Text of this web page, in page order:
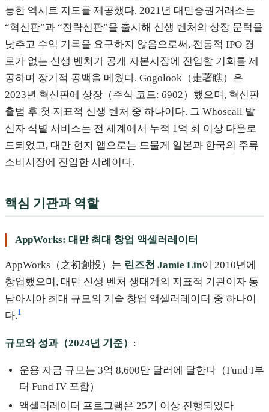
능한 엑시트 지도를 제공했다. 2021년 대만증권거래소는
“혁신판”과 “전략신판”을 출시해 신생 벤처의 상장 문턱을
낮추고 수익 기록을 요구하지 않음으로써, 전통적 IPO 경
로가 없는 신생 벤처가 공개 자본시장에 진입할 기회를 제
공하며 장기적 공백을 메웠다. Gogolook（走著瞧）은
2023년 혁신판에 상장（주식 코드: 6902）했으며, 혁신판
출범 후 첫 지표적 신생 벤처 중 하나이다. 그 Whoscall 발
신자 식별 서비스는 전 세계에서 누적 1억 회 이상 다운로
드되었고, 대만 현지 앱으로는 드물게 일본과 한국의 주류
소비시장에 진입한 사례이다.
핵심 기관과 역할
AppWorks: 대만 최대 창업 액셀러레이터
AppWorks（之初創投）는 린즈천 Jamie Lin이 2010년에
창업했으며, 대만 신생 벤처 생태계의 지표적 기관이자 동
남아시아 최대 규모의 기술 창업 액셀러레이터 중 하나이
다.1
규모와 성과（2024년 기준） :
운용 자금 규모는 3억 8,600만 달러에 달한다（Fund I부
터 Fund IV 포함）
액셀러레이터 프로그램은 25기 이상 진행되었다